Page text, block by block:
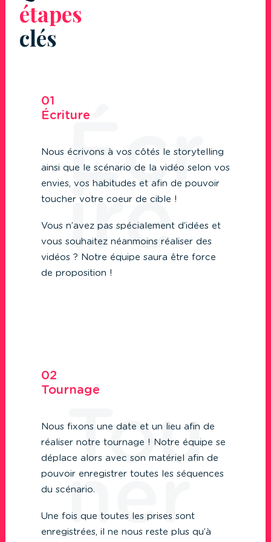
étapes
clés
01
Écriture
Nous écrivons à vos côtés le storytelling
ainsi que le scénario de la vidéo selon vos
envies, vos habitudes et afin de pouvoir
toucher votre coeur de cible !
Vous n’avez pas spécialement d’idées et
vous souhaitez néanmoins réaliser des
vidéos ? Notre équipe saura être force
de proposition !
02
Tournage
Nous fixons une date et un lieu afin de
réaliser notre tournage ! Notre équipe se
déplace alors avec son matériel afin de
pouvoir enregistrer toutes les séquences
du scénario.
Une fois que toutes les prises sont
enregistrées, il ne nous reste plus qu’à